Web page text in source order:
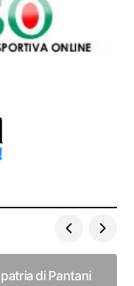
di Pantani